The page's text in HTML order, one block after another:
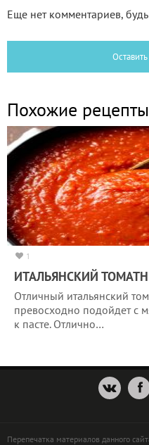
Еще нет комментариев,
Похожие рецепты
1
ИТАЛЬЯНСКИЙ
Отличный итальянский
превосходно подойдет с
к пасте. Отлично…
Перепечатка материалов данного